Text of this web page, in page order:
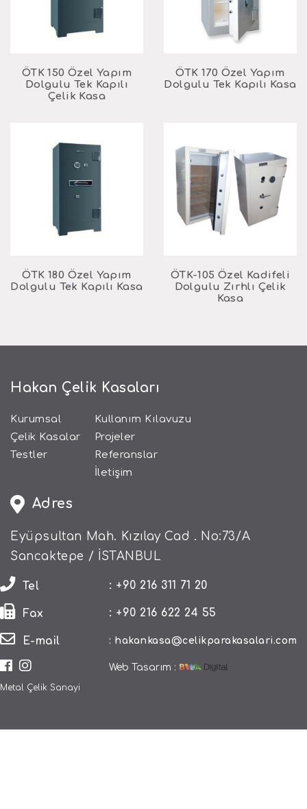
ÖTK 150 Özel Yapım
Dolgulu Tek Kapılı
Çelik Kasa
ÖTK 170 Özel Yapım
Dolgulu Tek Kapılı Kasa
ÖTK 180 Özel Yapım
Dolgulu Tek Kapılı Kasa
ÖTK-105 Özel Kadifeli
Dolgulu Zırhlı Çelik
Kasa
Hakan Çelik Kasaları
Kurumsal
Çelik Kasalar
Testler
Kullanım Kılavuzu
Projeler
Referanslar
İletişim
Adres
Eyüpsultan Mah. Kızılay Cad . No:73/A
Sancaktepe / İSTANBUL
Tel : +90 216 311 71 20
Fax : +90 216 622 24 55
E-mail : hakankasa@celikparakasalari.com
Web Tasarım :
Metal Çelik Sanayi